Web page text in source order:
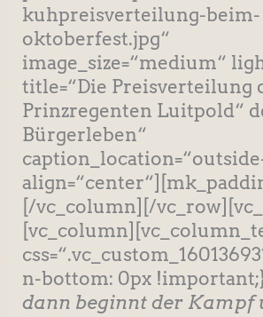
kuhpreisverteilung-beim-
oktoberfest.jpg“
image_size=“medium“
title=“Die Preisverteilung
Prinzregenten Luitpold“
Bürgerleben“
[/vc_column][/
n-bottom: 0px
dann beginnt der Kampf